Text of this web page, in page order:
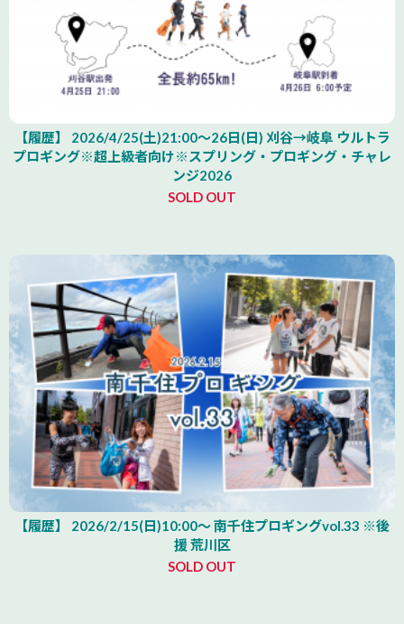
【履歴】 2026/4/25(土)21:00～26日(日) 刈谷→岐阜 ウルトラ
プロギング※超上級者向け※スプリング・プロギング・チャレ
ンジ2026
SOLD OUT
【履歴】 2026/2/15(日)10:00～ 南千住プロギングvol.33 ※後
援 荒川区
SOLD OUT